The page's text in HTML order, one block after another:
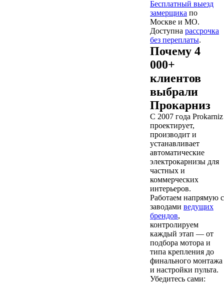
Бесплатный выезд
замерщика по
Москве и МО.
Доступна рассрочка
без переплаты.
Почему 4
000+
клиентов
выбрали
Прокарниз
С 2007 года Prokarniz
проектирует,
производит и
устанавливает
автоматические
электрокарнизы для
частных и
коммерческих
интерьеров.
Работаем напрямую с
заводами ведущих
брендов,
контролируем
каждый этап — от
подбора мотора и
типа крепления до
финального монтажа
и настройки пульта.
Убедитесь сами: